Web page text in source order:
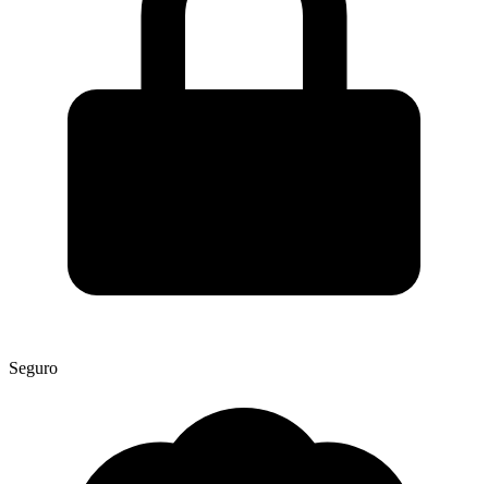
Seguro